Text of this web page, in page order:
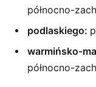
północno-
podlaskiego:
warmińsko-
północno-